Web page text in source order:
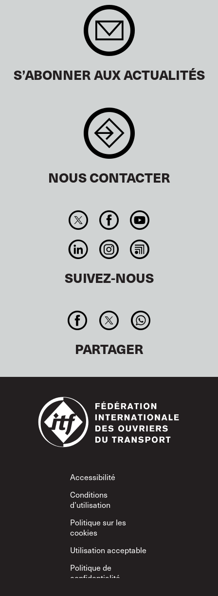
S’ABONNER AUX ACTUALITÉS
NOUS CONTACTER
SUIVEZ-NOUS
PARTAGER
Footer
Accessibilité
Conditions
d’utilisation
Politique sur les
cookies
Utilisation acceptable
Politique de
confidentialité